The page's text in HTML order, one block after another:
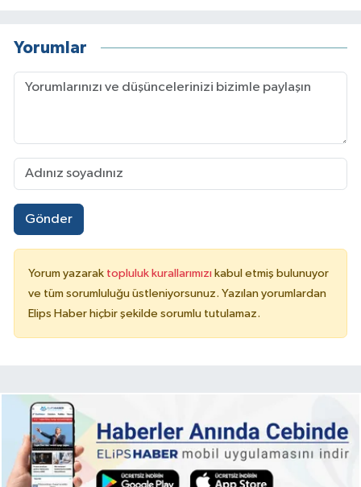
Yorumlar
Gönder
Yorum yazarak topluluk kurallarımızı kabul etmiş bulunuyor
ve tüm sorumluluğu üstleniyorsunuz. Yazılan yorumlardan
Elips Haber hiçbir şekilde sorumlu tutulamaz.